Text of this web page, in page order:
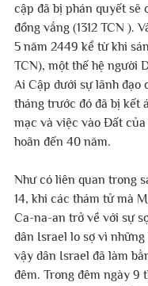
cập đã bị phán quyết sẽ
đồng vắng (1312 TCN ).
5 năm 2449 kể từ khi
TCN), một thế hệ người
Ai Cập dưới sự lãnh đạo
tháng trước đó đã bị kết
mạc và việc vào Đất
hoãn đến 40 năm.
Như có liên quan trong
14, khi các thám tử mà
Ca-na-an trở về với sự
dân Israel lo sợ vì
vậy dân Israel đã làm
đêm. Trong đêm ngày 9